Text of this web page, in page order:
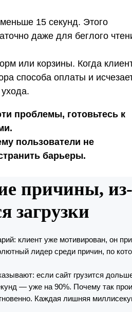
15 секунд. Этого
даже для беглого
или корзины. Когда
способа оплаты и
проблемы, готовьтесь к
пользователи не
барьеры.
причины,
загрузки
клиент уже мотивирован, он
лидер среди причин, по
если сайт грузится
— уже на 90%. Почему так
Каждая лишняя